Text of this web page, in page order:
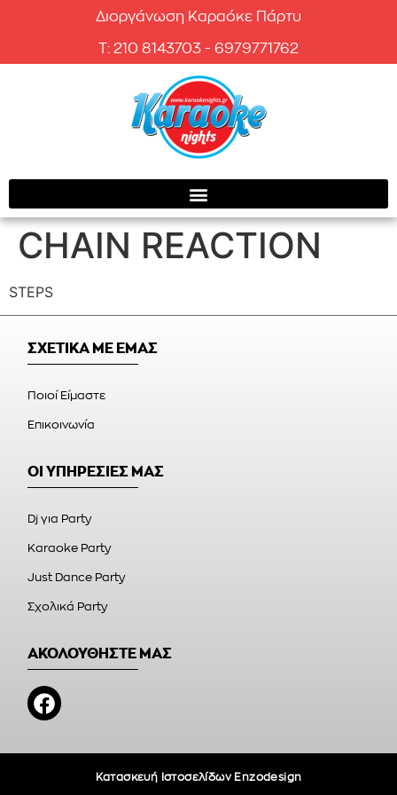
Διοργάνωση Καραόκε Πάρτυ
T: 210 8143703 - 6979771762
CHAIN REACTION
STEPS
ΣΧΕΤΙΚΑ ΜΕ ΕΜΑΣ
Ποιοί Είμαστε
Επικοινωνία
ΟΙ ΥΠΗΡΕΣΙΕΣ ΜΑΣ
Dj για Party
Karaoke Party
Just Dance Party
Σχολικά Party
ΑΚΟΛΟΥΘΗΣΤΕ ΜΑΣ
Κατασκευή Ιστοσελίδων Enzodesign